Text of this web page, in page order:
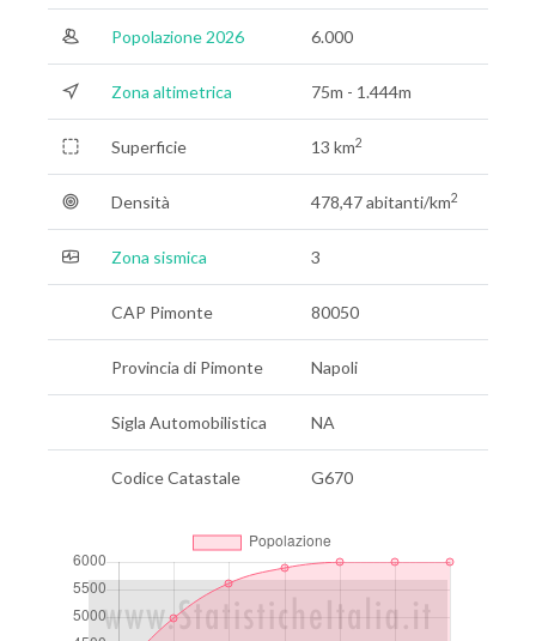
Popolazione 2026 6.000
Zona altimetrica 75m - 1.444m
Superficie 13 km2
Densità 478,47 abitanti/km2
Zona sismica 3
CAP Pimonte 80050
Provincia di Pimonte Napoli
Sigla Automobilistica NA
Codice Catastale G670